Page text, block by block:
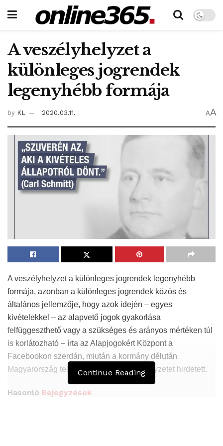
A veszélyhelyzet a
különleges jogrendek
legenyhébb formája
by KL 2020.03.11. AA
A veszélyhelyzet a különleges jogrendek legenyhébb
formája, azonban a különleges jogrendek közös és
általános jellemzője, hogy azok idején – egyes
kivételekkel – az alapvető jogok gyakorlása
felfüggeszthető vagy a szükséges és arányos mértéken túl
is korlátozható – írta az Alapjogokért Központ a
Facebookon szerdán, miután a kormány délután
Magyarország teljes területére veszélyhelyzetet hirdetett.
Hasonló Bejegyzések
Continue Reading